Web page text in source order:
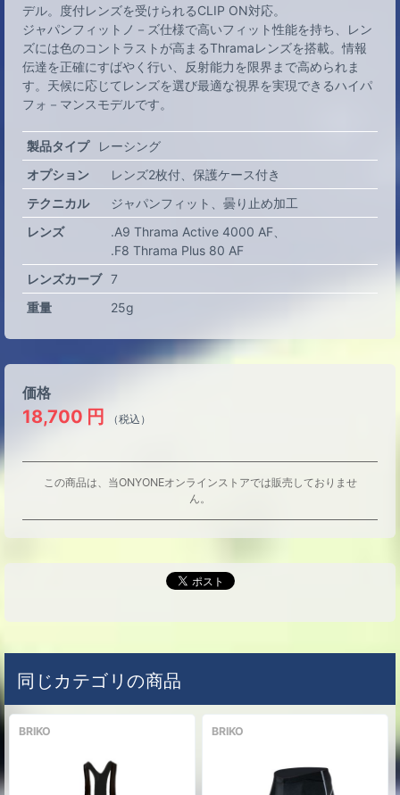
デル。度付レンズを受けられるCLIP ON対応。
ジャパンフィットノ－ズ仕様で高いフィット性能を持ち、レン
ズには色のコントラストが高まるThramaレンズを搭載。情報
伝達を正確にすばやく行い、反射能力を限界まで高められま
す。天候に応じてレンズを選び最適な視界を実現できるハイパ
フォ－マンスモデルです。
製品タイプ
レーシング
オプション
レンズ2枚付
保護ケース付き
テクニカル
ジャパンフィット
曇り止め加工
レンズ
.A9 Thrama Active 4000 AF
.F8 Thrama Plus 80 AF
レンズカーブ 7
重量
25g
価格
18,700 円 （税込）
この商品は、当ONYONEオンラインストアでは販売しておりませ
ん。
同じカテゴリの商品
BRIKO BRIKO